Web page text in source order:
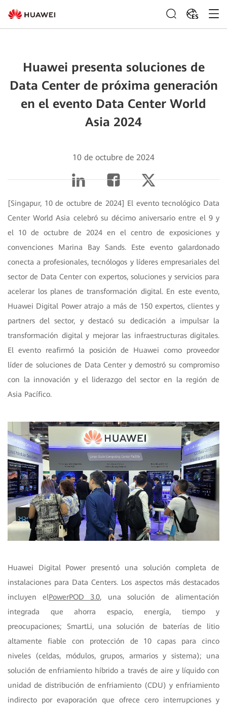
ES
Huawei presenta soluciones de
Data Center de próxima generación
en el evento Data Center World
Asia 2024
10 de octubre de 2024
[Singapur, 10 de octubre de 2024] El evento tecnológico Data
Center World Asia celebró su décimo aniversario entre el 9 y
el 10 de octubre de 2024 en el centro de exposiciones y
convenciones Marina Bay Sands. Este evento galardonado
conecta a profesionales, tecnólogos y líderes empresariales del
sector de Data Center con expertos, soluciones y servicios para
acelerar los planes de transformación digital. En este evento,
Huawei Digital Power atrajo a más de 150 expertos, clientes y
partners del sector, y destacó su dedicación a impulsar la
transformación digital y mejorar las infraestructuras digitales.
El evento reafirmó la posición de Huawei como proveedor
líder de soluciones de Data Center y demostró su compromiso
con la innovación y el liderazgo del sector en la región de
Asia Pacífico.
Huawei Digital Power presentó una solución completa de
instalaciones para Data Centers. Los aspectos más destacados
incluyen elPowerPOD 3.0, una solución de alimentación
integrada que ahorra espacio, energía, tiempo y
preocupaciones; SmartLi, una solución de baterías de litio
altamente fiable con protección de 10 capas para cinco
niveles (celdas, módulos, grupos, armarios y sistema); una
solución de enfriamiento híbrido a través de aire y líquido con
unidad de distribución de enfriamiento (CDU) y enfriamiento
indirecto por evaporación que ofrece cero interrupciones y